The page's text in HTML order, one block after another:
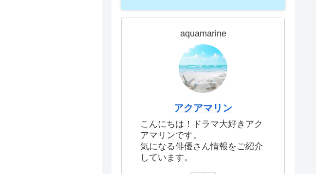
aquamarine
アクアマリン
こんにちは！ドラマ大好きアク
アマリンです。
気になる俳優さん情報をご紹介
しています。